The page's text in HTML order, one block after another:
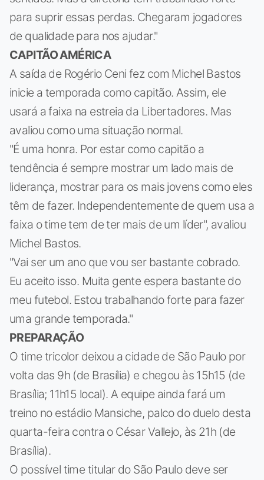
para suprir essas perdas. Chegaram jogadores
de qualidade para nos ajudar."
CAPITÃO AMÉRICA
A saída de Rogério Ceni fez com Michel Bastos
inicie a temporada como capitão. Assim, ele
usará a faixa na estreia da Libertadores. Mas
avaliou como uma situação normal.
"É uma honra. Por estar como capitão a
tendência é sempre mostrar um lado mais de
liderança, mostrar para os mais jovens como eles
têm de fazer. Independentemente de quem usa a
faixa o time tem de ter mais de um líder", avaliou
Michel Bastos.
"Vai ser um ano que vou ser bastante cobrado.
Eu aceito isso. Muita gente espera bastante do
meu futebol. Estou trabalhando forte para fazer
uma grande temporada."
PREPARAÇÃO
O time tricolor deixou a cidade de São Paulo por
volta das 9h (de Brasília) e chegou às 15h15 (de
Brasília; 11h15 local). A equipe ainda fará um
treino no estádio Mansiche, palco do duelo desta
quarta-feira contra o César Vallejo, às 21h (de
Brasília).
O possível time titular do São Paulo deve ser